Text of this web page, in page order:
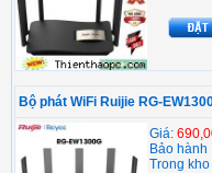
Bộ phát WiFi Ruijie RG-
Giá:
Bảo hành
Trong kho